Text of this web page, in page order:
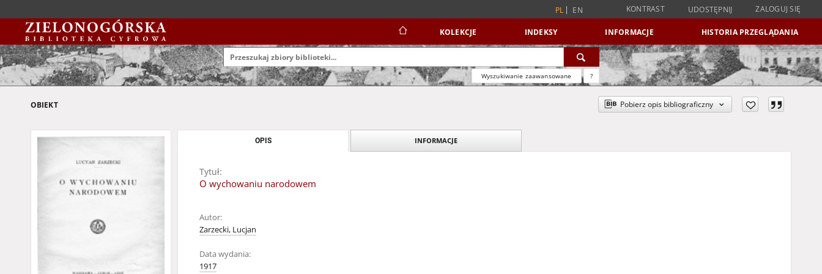
PL EN KONTRAST UDOSTĘPNIJ ZALOGUJ SIĘ
KOLEKCJE INDEKSY INFORMACJE HISTORIA PRZEGLĄDANIA
Wyszukiwanie zaawansowane ?
OBIEKT Pobierz opis bibliograficzny
OPIS INFORMACJE
Tytuł:
O wychowaniu narodowem
Autor:
Zarzecki, Lucjan
Data wydania:
1917